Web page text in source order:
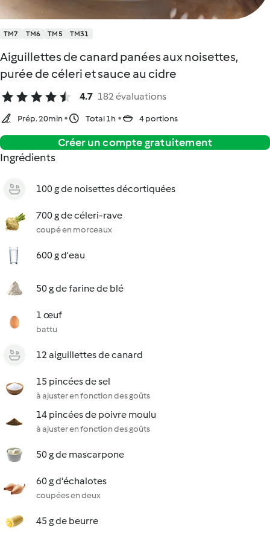
TM7 TM6 TM5 TM31
Aiguillettes de canard panées aux noisettes,
purée de céleri et sauce au cidre
4.7 182 évaluations
Prép. 20min Total 1h 4 portions
Créer un compte gratuitement
Ingrédients
100 g de noisettes décortiquées
700 g de céleri-rave
coupé en morceaux
600 g d'eau
50 g de farine de blé
1 œuf
battu
12 aiguillettes de canard
15 pincées de sel
à ajuster en fonction des goûts
14 pincées de poivre moulu
à ajuster en fonction des goûts
50 g de mascarpone
60 g d'échalotes
coupées en deux
45 g de beurre